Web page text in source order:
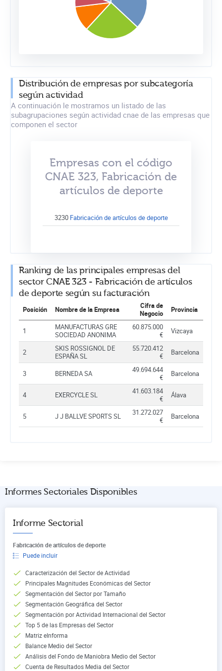
Distribución de empresas por subcategoría
según actividad
A continuación le mostramos un listado de las
subagrupaciones según actividad cnae de las empresas que
componen el sector
Empresas con el código
CNAE 323, Fabricación de
artículos de deporte
3230 Fabricación de artículos de deporte
Ranking de las principales empresas del
sector CNAE 323 - Fabricación de artículos
de deporte según su facturación
Posición Nombre de la Empresa
Cifra de
Negocio
Provincia
1
MANUFACTURAS GRE
SOCIEDAD ANONIMA
60.875.000
€
Vizcaya
2
SKIS ROSSIGNOL DE
ESPAÑA SL
55.720.412
€
Barcelona
3 BERNEDA SA
49.694.644
€
Barcelona
4 EXERCYCLE SL
41.603.184
€
Álava
5 J J BALLVE SPORTS SL
31.272.027
€
Barcelona
Informes Sectoriales Disponibles
Informe Sectorial
Fabricación de artículos de deporte
Puede incluir
Caracterización del Sector de Actividad
Principales Magnitudes Económicas del Sector
Segmentación del Sector por Tamaño
Segmentación Geográfica del Sector
Segmentación por Actividad Internacional del Sector
Top 5 de las Empresas del Sector
Matriz eInforma
Balance Medio del Sector
Análisis del Fondo de Maniobra Medio del Sector
Cuenta de Resultados Media del Sector